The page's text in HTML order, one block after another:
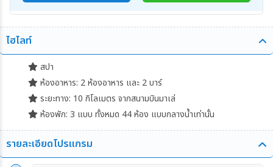
ไฮไลท์
สปา
ห้องอาหาร: 2 ห้องอาหาร และ 2 บาร์
ระยะทาง: 10 กิโลเมตร จากสนามบินมาเล่
ห้องพัก: 3 แบบ ทั้งหมด 44 ห้อง แบบกลางน้ำเท่านั้น
รายละเอียดโปรแกรม